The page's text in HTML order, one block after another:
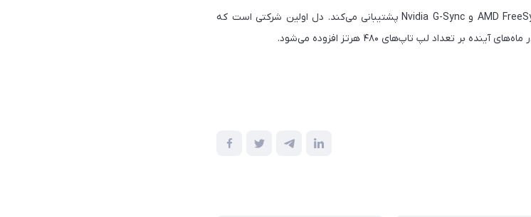
پنل ۴۸۰ هرتز لپ‌تاپ m17 R5 از فناوری‌های AMD FreeSync و Nvidia G-Sync پشتیبانی می‌کند. دل اولین شرکتی است که